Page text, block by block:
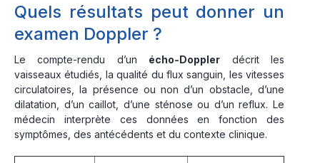
Quels résultats peut donner un
examen Doppler ?
Le compte-rendu d’un écho-Doppler décrit les
vaisseaux étudiés, la qualité du flux sanguin, les vitesses
circulatoires, la présence ou non d’un obstacle, d’une
dilatation, d’un caillot, d’une sténose ou d’un reflux. Le
médecin interprète ces données en fonction des
symptômes, des antécédents et du contexte clinique.